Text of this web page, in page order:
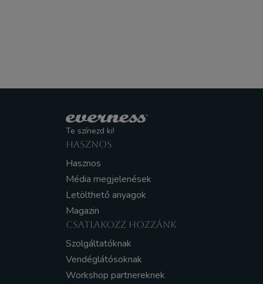
Te színezd ki!
HASZNOS
Hasznos
Média megjelenések
Letölthető anyagok
Magazin
CSATLAKOZZ HOZZÁNK
Szolgáltatóknak
Vendéglátósoknak
Workshop partnereknek